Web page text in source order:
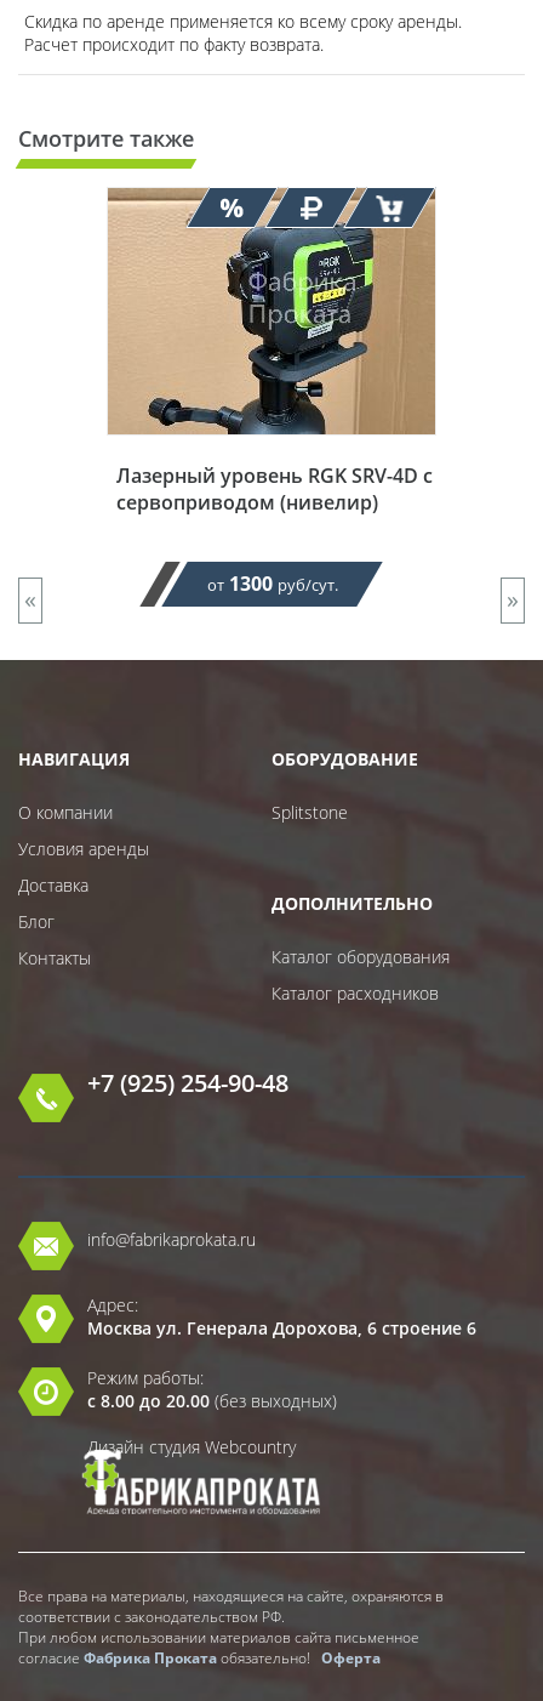
Скидка по аренде применяется ко всему сроку аренды.
Расчет происходит по факту возврата.
Смотрите также
Лазерный уровень RGK SRV-4D с
сервоприводом (нивелир)
от 1300 руб/сут.
« »
НАВИГАЦИЯ
О компании
Условия аренды
Доставка
Блог
Контакты
ОБОРУДОВАНИЕ
Splitstone
ДОПОЛНИТЕЛЬНО
Каталог оборудования
Каталог расходников
+7 (925) 254-90-48
info@fabrikaprokata.ru
Адрес:
Москва ул. Генерала Дорохова, 6 строение 6
Режим работы:
с 8.00 до 20.00 (без выходных)
Дизайн студия Webcountry
Все права на материалы, находящиеся на сайте, охраняются в
соответствии с законодательством РФ.
При любом использовании материалов сайта письменное
согласие Фабрика Прокатаобязательно! Оферта